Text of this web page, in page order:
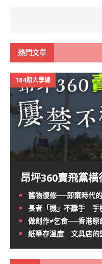
熱門文章
184期大學線
昂坪360賣飛黨
舊物復修──即棄時代
長者「機」不離手 手
做創作≠乞食──香港原
紙筆存溫度 文具店的